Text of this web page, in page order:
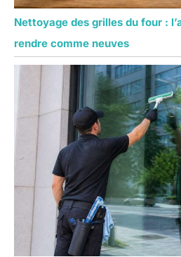
Nettoyage des grilles du four :
rendre comme neuves